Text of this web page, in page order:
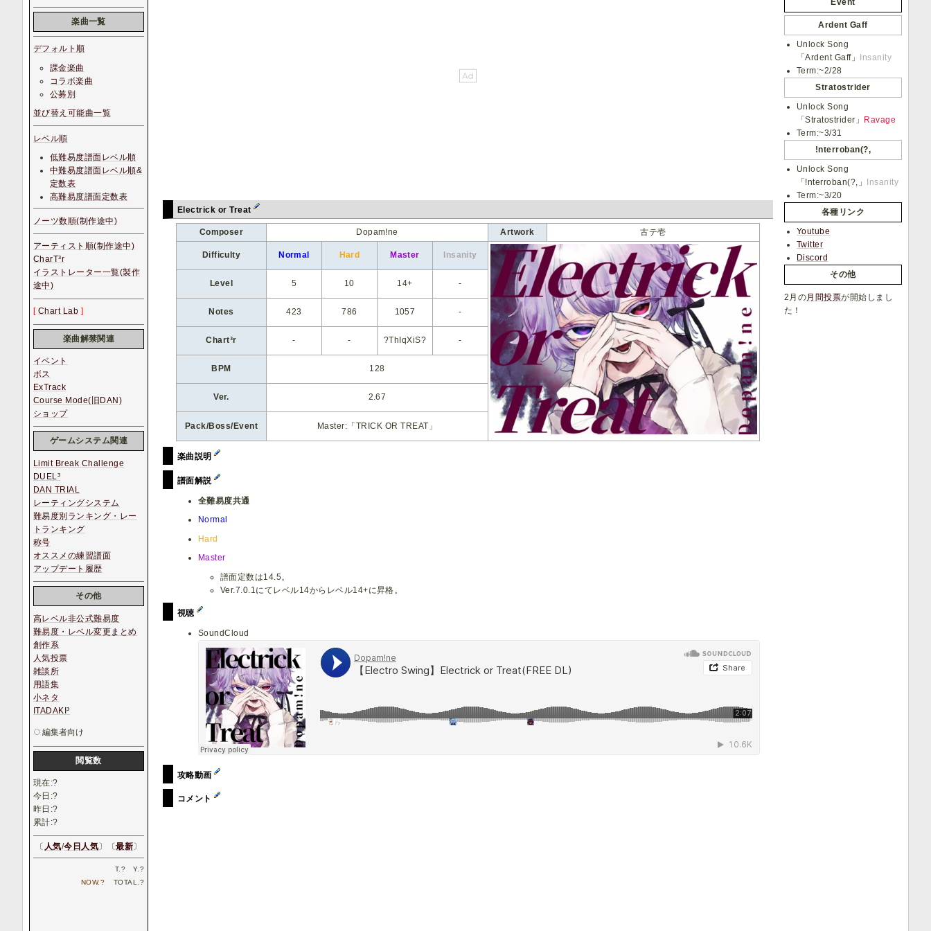
Electrick or Treat
Composer Dopam!ne Artwork 古テ壱
Difficulty Normal Hard Master Insanity
Level 5 10 14+ -
Notes 423 786 1057 -
Chart³r - - ?ThIqXiS? -
BPM 128
Ver. 2.67
Pack/Boss/Event Master:「TRICK OR TREAT」
楽曲説明
譜面解説
全難易度共通
Normal
Hard
Master
譜面定数は14.5。
Ver.7.0.1にてレベル14からレベル14+に昇格。
視聴
SoundCloud
攻略動画
コメント
Event
Ardent Gaff
Unlock Song
「Ardent Gaff」
Insanity
Term:~2/28
Stratostrider
Unlock Song
「Stratostrider」
Ravage
Term:~3/31
!nterroban(?,
Unlock Song
「!nterroban(?,」
Insanity
Term:~3/20
各種リンク
Youtube
Twitter
Discord
その他
2月の月間投票が開始しまし
た！
楽曲一覧
デフォルト順
課金楽曲
コラボ楽曲
公募別
並び替え可能曲一覧
レベル順
低難易度譜面レベル順
中難易度譜面レベル順&
定数表
高難易度譜面定数表
ノーツ数順(制作途中)
アーティスト順(制作途中)
CharT³r
イラストレーター一覧(製作
途中)
[ Chart Lab ]
楽曲解禁関連
イベント
ボス
ExTrack
Course Mode(旧DAN)
ショップ
ゲームシステム関連
Limit Break Challenge
DUEL³
DAN TRIAL
レーティングシステム
難易度別ランキング・レー
トランキング
称号
オススメの練習譜面
アップデート履歴
その他
高レベル非公式難易度
難易度・レベル変更まとめ
創作系
人気投票
雑談所
用語集
小ネタ
ITADAKI³
編集者向け
閲覧数
現在:?
今日:?
昨日:?
累計:?
〔 人気/今日人気〕〔最新〕
T. ? Y. ?
NOW.? TOTAL. ?